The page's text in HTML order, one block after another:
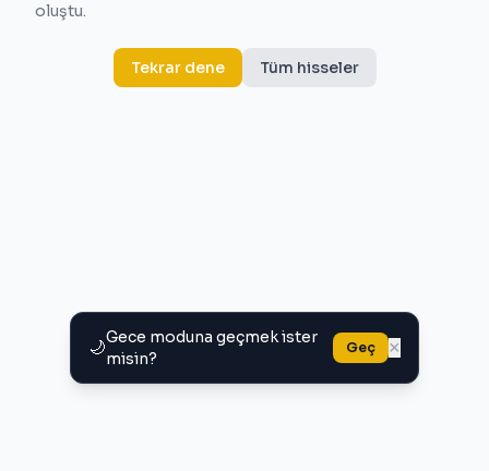
🌙Gece moduna geçmek ister
misin?
Geç ×
oluştu.
Tekrar dene Tüm hisseler